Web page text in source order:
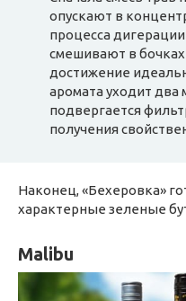
опускают в
процесса
смешивают в бочках
достижение
аромата уходит два
подвергается
получения
Наконец, «Бехеровка»
характерные зеленые
Malibu